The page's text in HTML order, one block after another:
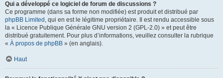
Qui a développé ce logiciel de forum de discussions ?
Ce programme (dans sa forme non modifiée) est produit et distribué par
phpBB Limited , qui en est le légitime propriétaire. Il est rendu accessible sous
la « Licence Publique Générale GNU version 2 (GPL-2.0) » et peut être
distribué gratuitement. Pour plus d’informations, veuillez consulter la rubrique
« À propos de phpBB » (en anglais).
Haut